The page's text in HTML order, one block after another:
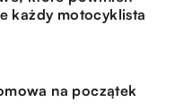
każdy motocyklista
na początek